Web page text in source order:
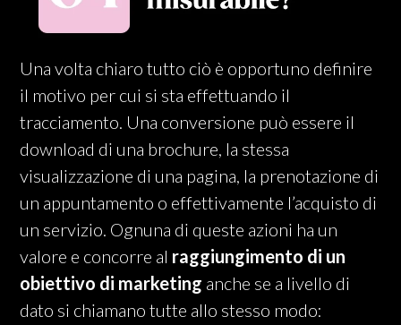
Una volta chiaro tutto ciò è opportuno definire
il motivo per cui si sta effettuando il
tracciamento. Una conversione può essere il
download di una brochure, la stessa
visualizzazione di una pagina, la prenotazione di
un appuntamento o effettivamente l’acquisto di
un servizio. Ognuna di queste azioni ha un
valore e concorre al raggiungimento di un
obiettivo di marketing anche se a livello di
dato si chiamano tutte allo stesso modo: